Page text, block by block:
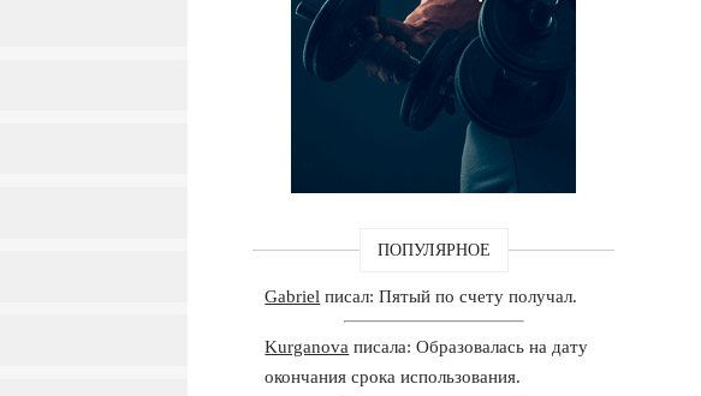
ПОПУЛЯРНОЕ
Gabriel писал: Пятый по счету получал.
Kurganova писала: Образовалась на дату
окончания срока использования.